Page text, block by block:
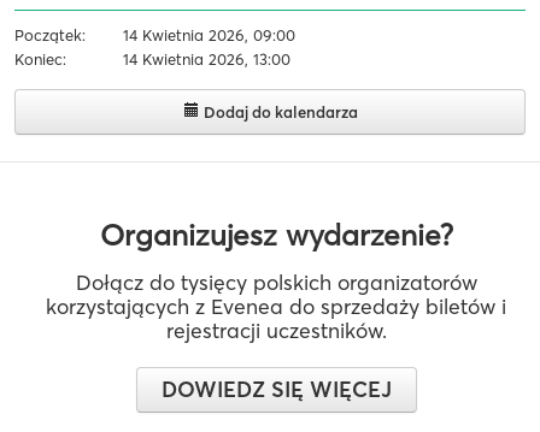
Początek:
14 Kwietnia 2026, 09:00
Koniec:
14 Kwietnia 2026, 13:00
Dodaj do kalendarza
Organizujesz wydarzenie?
Dołącz do tysięcy polskich organizatorów
korzystających z Evenea do sprzedaży biletów i
rejestracji uczestników.
DOWIEDZ SIĘ WIĘCEJ